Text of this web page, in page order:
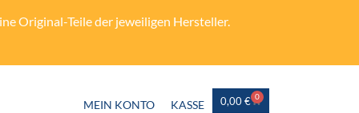
Original-Teile der jeweiligen Hersteller.
MEIN KONTO KASSE 0,00€ 0